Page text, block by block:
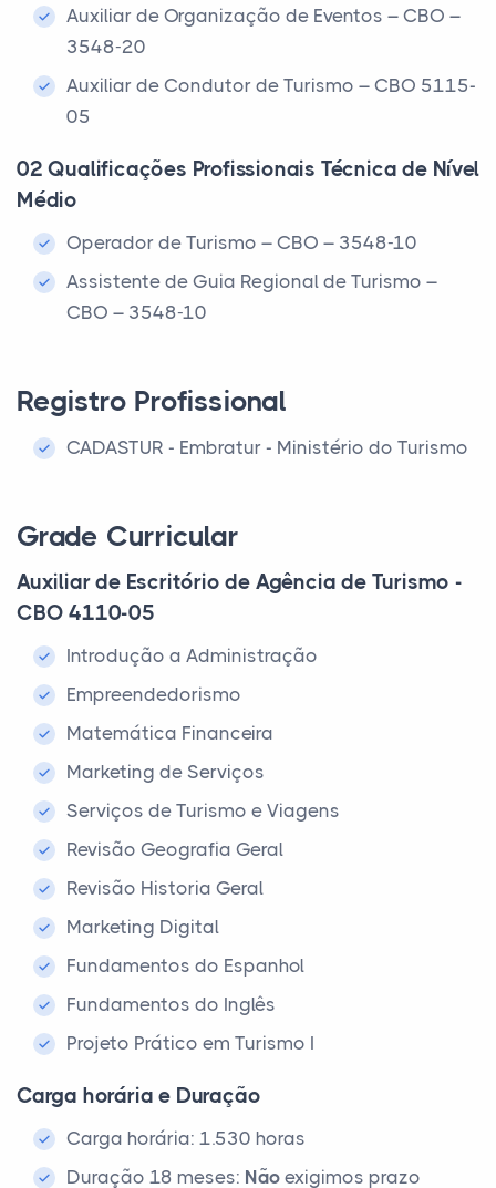
Auxiliar de Organização de Eventos – CBO –
3548-20
Auxiliar de Condutor de Turismo – CBO 5115-
05
02 Qualificações Profissionais Técnica de Nível
Médio
Operador de Turismo – CBO – 3548-10
Assistente de Guia Regional de Turismo –
CBO – 3548-10
Registro Profissional
CADASTUR - Embratur - Ministério do Turismo
Grade Curricular
Auxiliar de Escritório de Agência de Turismo -
CBO 4110-05
Introdução a Administração
Empreendedorismo
Matemática Financeira
Marketing de Serviços
Serviços de Turismo e Viagens
Revisão Geografia Geral
Revisão Historia Geral
Marketing Digital
Fundamentos do Espanhol
Fundamentos do Inglês
Projeto Prático em Turismo I
Carga horária e Duração
Carga horária: 1.530 horas
Duração 18 meses: Não exigimos prazo